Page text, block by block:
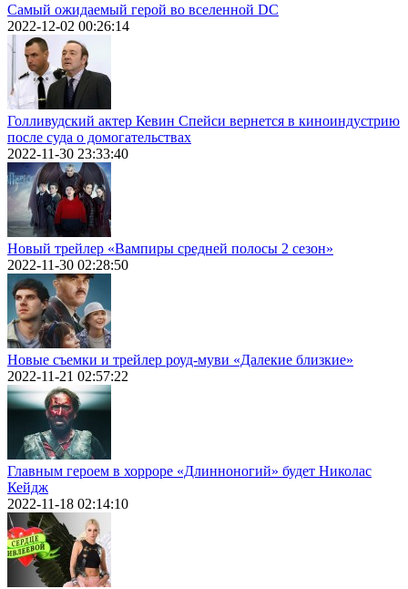
Самый ожидаемый герой во вселенной DC
2022-12-02 00:26:14
Голливудский актер Кевин Спейси вернется в киноиндустрию
после суда о домогательствах
2022-11-30 23:33:40
Новый трейлер «Вампиры средней полосы 2 сезон»
2022-11-30 02:28:50
Новые съемки и трейлер роуд-муви «Далекие близкие»
2022-11-21 02:57:22
Главным героем в хорроре «Длинноногий» будет Николас
Кейдж
2022-11-18 02:14:10